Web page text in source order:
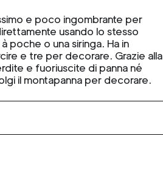
e poco ingombrante per
usando lo stesso
poche o una siringa. Ha in
e tre per decorare. Grazie alla
e fuoriuscite di panna né
il montapanna per decorare.